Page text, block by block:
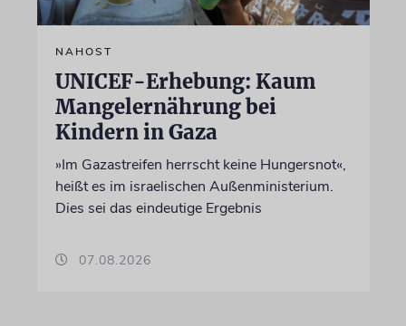
NAHOST
UNICEF-Erhebung: Kaum
Mangelernährung bei
Kindern in Gaza
»Im Gazastreifen herrscht keine Hungersnot«,
heißt es im israelischen Außenministerium.
Dies sei das eindeutige Ergebnis
07.08.2026